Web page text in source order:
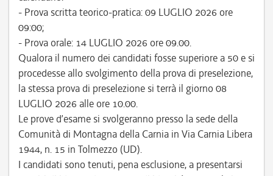
- Prova scritta teorico-pratica: 09 LUGLIO 2026 ore
09:00;
- Prova orale: 14 LUGLIO 2026 ore 09.00.
Qualora il numero dei candidati fosse superiore a 50 e si
procedesse allo svolgimento della prova di preselezione,
la stessa prova di preselezione si terrà il giorno 08
LUGLIO 2026 alle ore 10.00.
Le prove d’esame si svolgeranno presso la sede della
Comunità di Montagna della Carnia in Via Carnia Libera
1944, n. 15 in Tolmezzo (UD).
I candidati sono tenuti, pena esclusione, a presentarsi